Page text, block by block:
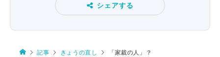
シェアする
記事 きょうの直し 「家裁の人」？